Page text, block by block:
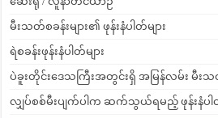
မီးသတ်စခန်းများ၏ ဖုန်းနံပါတ်များ
ရဲစခန်းဖုန်းနံပါတ်များ
ပဲခူးတိုင်းဒေသကြီးအတွင်းရှိ အမြန်လမ်း မီးသတ်
လျှပ်စစ်မီးပျက်ပါက ဆက်သွယ်ရမည့် ဖုန်းနံပါတ်